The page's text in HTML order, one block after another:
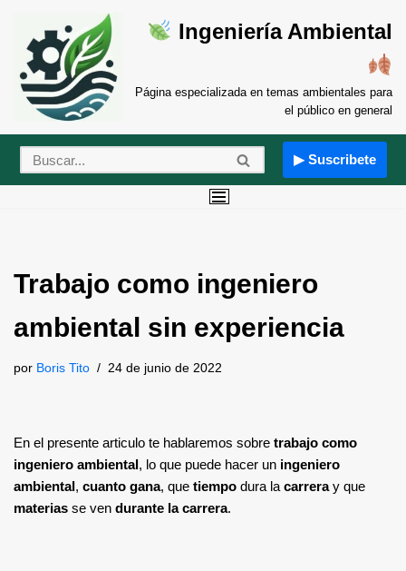
Saltar
al
contenido
Ingeniería Ambiental
Página especializada en temas ambientales para
el público en general
▶ Suscribete
Trabajo como ingeniero
ambiental sin experiencia
por Boris Tito 24 de junio de 2022
En el presente articulo te hablaremos sobre trabajo como
ingeniero ambiental, lo que puede hacer un ingeniero
ambiental, cuanto gana, que tiempo dura la carreray que
materias se ven durante la carrera.